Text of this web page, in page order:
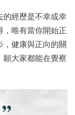
的經歷是不幸或幸
，唯有當你開始正
，健康與正向的關
願大家都能在覺察